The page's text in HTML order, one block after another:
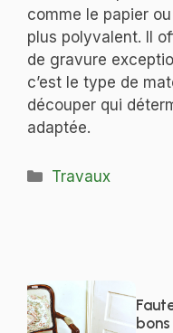
comme le papier
plus polyvalent. Il
de gravure
c’est le type de
découper qui
adaptée.
Catégories
Travaux